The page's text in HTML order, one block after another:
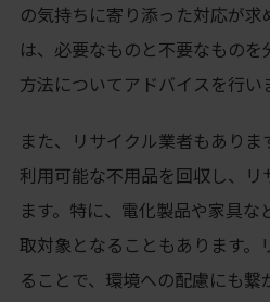
の気持ちに寄り添った対応が求
は、必要なものと不要なもの
方法についてアドバイスを行い
また、リサイクル業者もあり
利用可能な不用品を回収し、
ます。特に、電化製品や家具
取対象となることもあります。
ることで、環境への配慮にも繋